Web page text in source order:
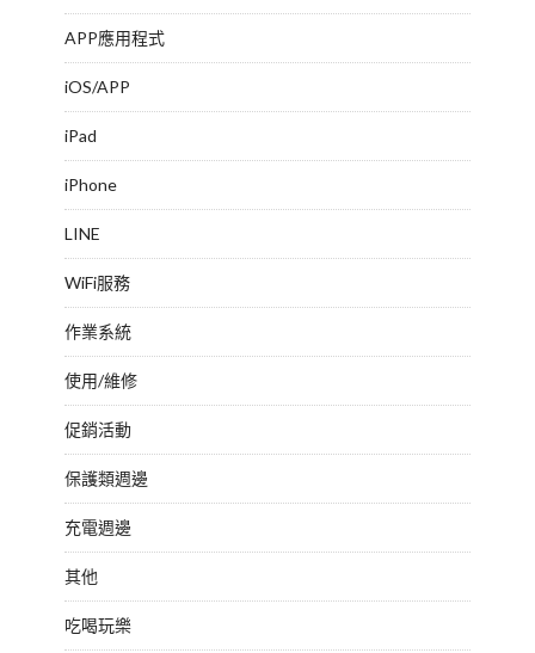
APP應用程式
iOS/APP
iPad
iPhone
LINE
WiFi服務
作業系統
使用/維修
促銷活動
保護類週邊
充電週邊
其他
吃喝玩樂